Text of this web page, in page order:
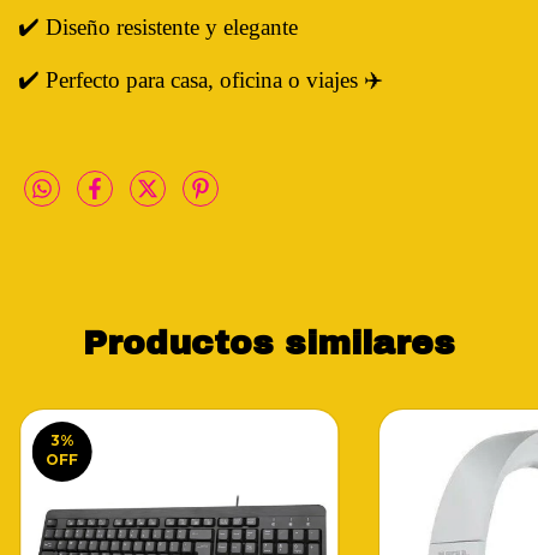
✔️ Diseño resistente y elegante
✔️ Perfecto para casa, oficina o viajes ✈️
Productos similares
3%
OFF